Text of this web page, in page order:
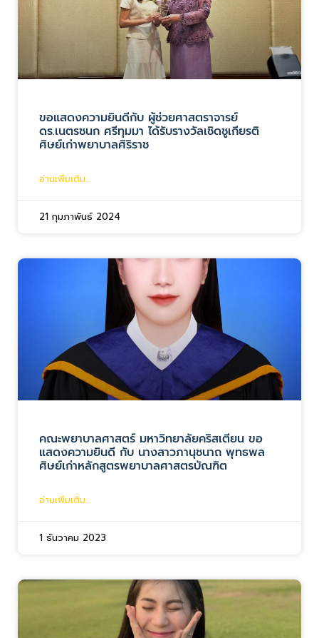
ขอแสดงความยินดีกับ ผู้ช่วยศาสตราจารย์
ดร.เนตรชนก ศรีทุมมา ได้รับรางวัลเชิดชูเกียรติ
ศิษย์เก่าพยาบาลศิริราช
อ่านเพิ่มเติม...
21 กุมภาพันธ์ 2024
คณะพยาบาลศาสตร์ มหาวิทยาลัยคริสเตียน ขอ
แสดงความยินดี กับ นางสาวภานุชนาถ พุทธพล
ศิษย์เก่าหลักสูตรพยาบาลศาสตรบัณฑิต
อ่านเพิ่มเติม...
1 ธันวาคม 2023